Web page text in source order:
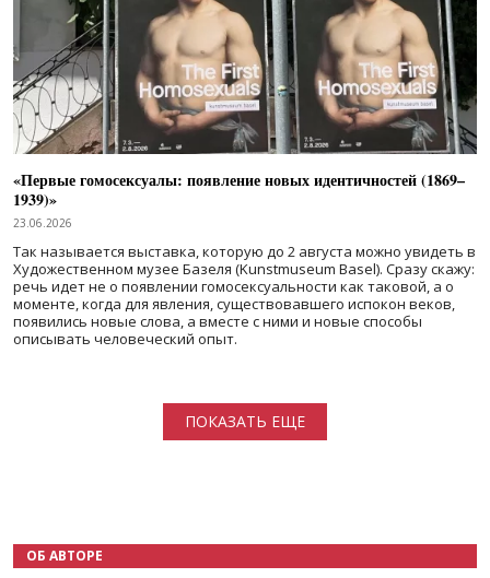
«Первые гомосексуалы: появление новых идентичностей (1869–
1939)»
23.06.2026
Так называется выставка, которую до 2 августа можно увидеть в
Художественном музее Базеля (Kunstmuseum Basel). Сразу скажу:
речь идет не о появлении гомосексуальности как таковой, а о
моменте, когда для явления, существовавшего испокон веков,
появились новые слова, а вместе с ними и новые способы
описывать человеческий опыт.
ПОКАЗАТЬ ЕЩЕ
ОБ АВТОРЕ